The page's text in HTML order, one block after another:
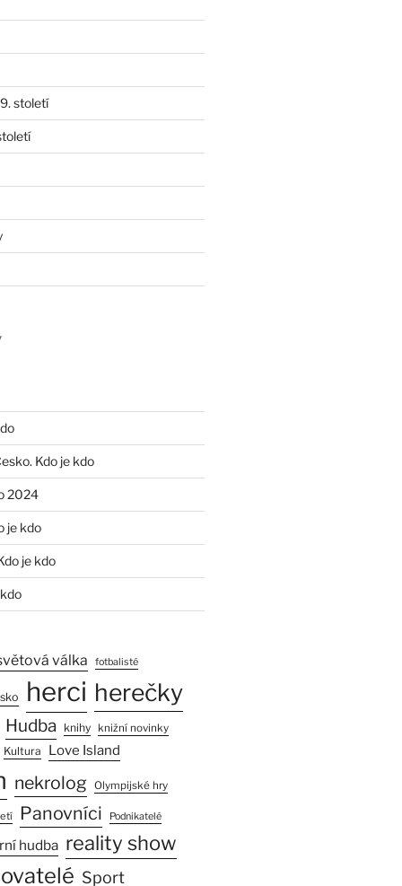
století
Kdo je kdo
2024
je kdo
je kdo
válka fotbalisté
herci herečky
Hudba knihy knižní novinky
Kultura Love Island
nekrolog Olympijské hry
Panovníci Podnikatelé
hudba reality show
Sport